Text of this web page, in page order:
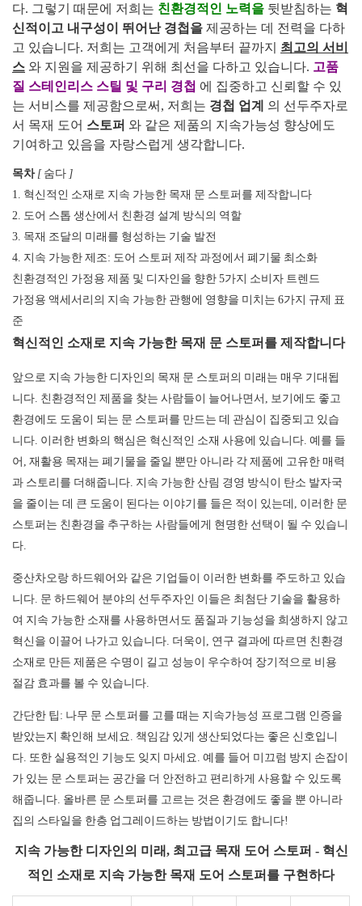
다. 그렇기 때문에 저희는 친환경적인 노력을 뒷받침하는 혁
신적이고 내구성이 뛰어난 경첩을 제공하는 데 전력을 다하
고 있습니다. 저희는 고객에게 처음부터 끝까지 최고의 서비
스 와 지원을 제공하기 위해 최선을 다하고 있습니다. 고품
질 스테인리스 스틸 및 구리 경첩 에 집중하고 신뢰할 수 있
는 서비스를 제공함으로써, 저희는 경첩 업계 의 선두주자로
서 목재 도어 스토퍼 와 같은 제품의 지속가능성 향상에도
기여하고 있음을 자랑스럽게 생각합니다.
목차 [숨다 ]
1. 혁신적인 소재로 지속 가능한 목재 문 스토퍼를 제작합니다
2. 도어 스톱 생산에서 친환경 설계 방식의 역할
3. 목재 조달의 미래를 형성하는 기술 발전
4. 지속 가능한 제조: 도어 스토퍼 제작 과정에서 폐기물 최소화
친환경적인 가정용 제품 및 디자인을 향한 5가지 소비자 트렌드
가정용 액세서리의 지속 가능한 관행에 영향을 미치는 6가지 규제 표
준
혁신적인 소재로 지속 가능한 목재 문 스토퍼를 제작합니다
앞으로 지속 가능한 디자인의 목재 문 스토퍼의 미래는 매우 기대됩
니다. 친환경적인 제품을 찾는 사람들이 늘어나면서, 보기에도 좋고
환경에도 도움이 되는 문 스토퍼를 만드는 데 관심이 집중되고 있습
니다. 이러한 변화의 핵심은 혁신적인 소재 사용에 있습니다. 예를 들
어, 재활용 목재는 폐기물을 줄일 뿐만 아니라 각 제품에 고유한 매력
과 스토리를 더해줍니다. 지속 가능한 산림 경영 방식이 탄소 발자국
을 줄이는 데 큰 도움이 된다는 이야기를 들은 적이 있는데, 이러한 문
스토퍼는 친환경을 추구하는 사람들에게 현명한 선택이 될 수 있습니
다.
중산차오랑 하드웨어와 같은 기업들이 이러한 변화를 주도하고 있습
니다. 문 하드웨어 분야의 선두주자인 이들은 최첨단 기술을 활용하
여 지속 가능한 소재를 사용하면서도 품질과 기능성을 희생하지 않고
혁신을 이끌어 나가고 있습니다. 더욱이, 연구 결과에 따르면 친환경
소재로 만든 제품은 수명이 길고 성능이 우수하여 장기적으로 비용
절감 효과를 볼 수 있습니다.
간단한 팁: 나무 문 스토퍼를 고를 때는 지속가능성 프로그램 인증을
받았는지 확인해 보세요. 책임감 있게 생산되었다는 좋은 신호입니
다. 또한 실용적인 기능도 잊지 마세요. 예를 들어 미끄럼 방지 손잡이
가 있는 문 스토퍼는 공간을 더 안전하고 편리하게 사용할 수 있도록
해줍니다. 올바른 문 스토퍼를 고르는 것은 환경에도 좋을 뿐 아니라
집의 스타일을 한층 업그레이드하는 방법이기도 합니다!
지속 가능한 디자인의 미래, 최고급 목재 도어 스토퍼 - 혁신
적인 소재로 지속 가능한 목재 도어 스토퍼를 구현하다